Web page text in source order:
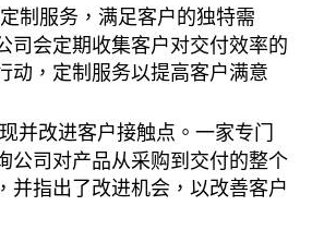
制服务，满足客户的独特需
司会定期收集客户对交付效率的
动，定制服务以提高客户满意
并改进客户接触点。一家专门
公司对产品从采购到交付的整个
并指出了改进机会，以改善客户